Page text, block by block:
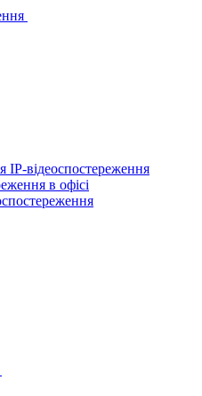
IP-відеоспостереження
в офісі